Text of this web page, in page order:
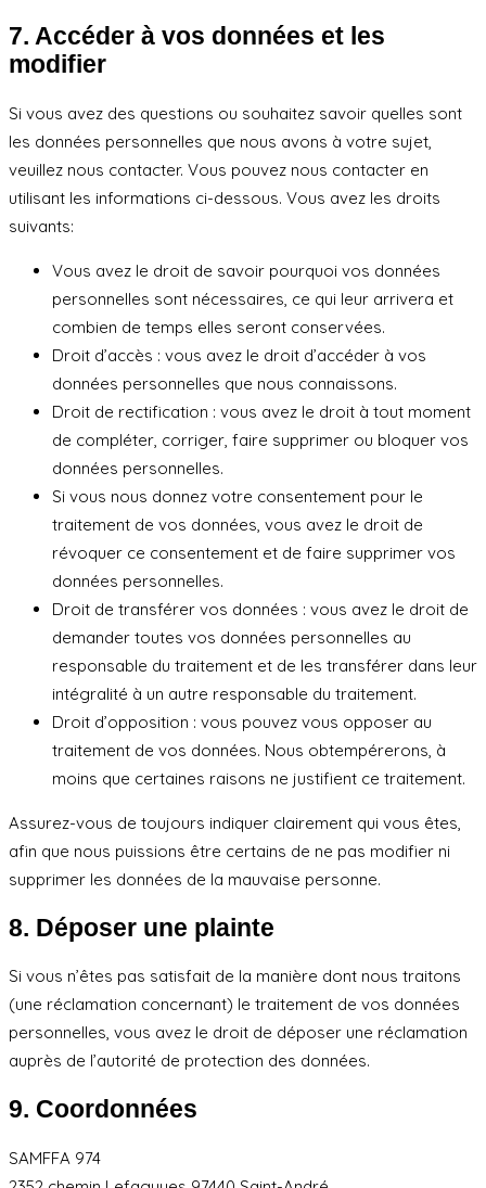
7. Accéder à vos données et les
modifier
Si vous avez des questions ou souhaitez savoir quelles sont
les données personnelles que nous avons à votre sujet,
veuillez nous contacter. Vous pouvez nous contacter en
utilisant les informations ci-dessous. Vous avez les droits
suivants:
Vous avez le droit de savoir pourquoi vos données
personnelles sont nécessaires, ce qui leur arrivera et
combien de temps elles seront conservées.
Droit d’accès : vous avez le droit d’accéder à vos
données personnelles que nous connaissons.
Droit de rectification : vous avez le droit à tout moment
de compléter, corriger, faire supprimer ou bloquer vos
données personnelles.
Si vous nous donnez votre consentement pour le
traitement de vos données, vous avez le droit de
révoquer ce consentement et de faire supprimer vos
données personnelles.
Droit de transférer vos données : vous avez le droit de
demander toutes vos données personnelles au
responsable du traitement et de les transférer dans leur
intégralité à un autre responsable du traitement.
Droit d’opposition : vous pouvez vous opposer au
traitement de vos données. Nous obtempérerons, à
moins que certaines raisons ne justifient ce traitement.
Assurez-vous de toujours indiquer clairement qui vous êtes,
afin que nous puissions être certains de ne pas modifier ni
supprimer les données de la mauvaise personne.
8. Déposer une plainte
Si vous n’êtes pas satisfait de la manière dont nous traitons
(une réclamation concernant) le traitement de vos données
personnelles, vous avez le droit de déposer une réclamation
auprès de l’autorité de protection des données.
9. Coordonnées
SAMFFA 974